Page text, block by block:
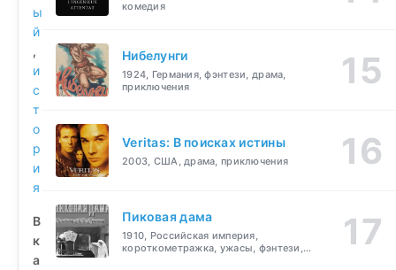
ы
й
,
и
с
т
о
р
и
я
В
к
а
комедия
Нибелунги
1924, Германия, фэнтези, драма,
приключения
Veritas: В поисках истины
2003, США, драма, приключения
Пиковая дама
1910, Российская империя,
короткометражка, ужасы, фэнтези,